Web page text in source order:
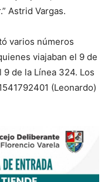
Astrid Vargas.
varios números
viajaban el 9 de
de la Línea 324. Los
(Leonardo)